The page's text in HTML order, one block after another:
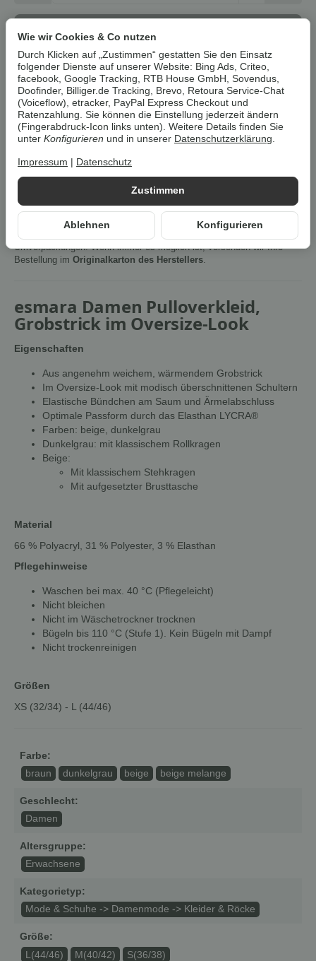
In den Warenkorb
Dieser Artikel hat Variationen. Wählen Sie bitte die
gewünschte Variation aus.
Artikelnummer: 14245
HAN: 100353999
Um die
, vermeiden wir aufwendige
Umverpackungen. Wenn immer es möglich ist, versenden wir Ihre
Bestellung im Originalkarton des Herstellers
esmara Damen Pulloverkleid,
Grobstrick im Oversize-Look
Eigenschaften
Aus angenehm weichem, wärmendem Grobstrick
Im Oversize-Look mit modisch überschnittenen Schultern
Elastische Bündchen am Saum und Ärmelabschluss
Optimale Passform durch das Elasthan LYCRA®
Farben: beige, dunkelgrau
Dunkelgrau: mit klassischem Rollkragen
Beige:
Mit klassischem Stehkragen
Mit aufgesetzter Brusttasche
Material
66 % Polyacryl, 31 % Polyester, 3 % Elasthan
Pflegehinweise
Waschen bei max. 40 °C (Pflegeleicht)
Nicht bleichen
Nicht im Wäschetrockner trocknen
Bügeln bis 110 °C (Stufe 1). Kein Bügeln mit Dampf
Nicht trockenreinigen
Größen
XS (32/34) - L (44/46)
Farbe:
braun dunkelgrau beige beige melange
Geschlecht:
Damen
Altersgruppe:
Erwachsene
Kategorietyp:
Mode & Schuhe -> Damenmode -> Kleider & Röcke
Größe:
L(44/46) M(40/42) S(36/38)
Zustimmen
Ablehnen Konfigurieren
Wie wir Cookies & Co nutzen
Durch Klicken auf „Zustimmen“ gestatten Sie den Einsatz
folgender Dienste auf unserer Website: Bing Ads, Criteo,
facebook, Google Tracking, RTB House GmbH, Sovendus,
Doofinder, Billiger.de Tracking, Brevo, Retoura Service-Chat
(Voiceflow), etracker, PayPal Express Checkout und
Ratenzahlung. Sie können die Einstellung jederzeit ändern
(Fingerabdruck-Icon links unten). Weitere Details finden Sie
unter Konfigurieren und in unserer Datenschutzerklärung.
Impressum Datenschutz